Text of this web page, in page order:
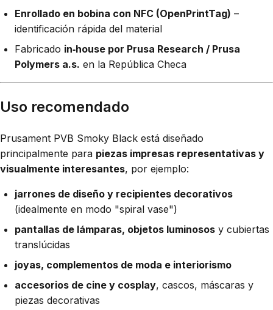
Enrollado en bobina con NFC (OpenPrintTag) –
identificación rápida del material
Fabricado in‑house por Prusa Research / Prusa
Polymers a.s. en la República Checa
Uso recomendado
Prusament PVB Smoky Black está diseñado
principalmente para piezas impresas representativas y
visualmente interesantes, por ejemplo:
jarrones de diseño y recipientes decorativos
(idealmente en modo "spiral vase")
pantallas de lámparas, objetos luminosos y cubiertas
translúcidas
joyas, complementos de moda e interiorismo
accesorios de cine y cosplay, cascos, máscaras y
piezas decorativas